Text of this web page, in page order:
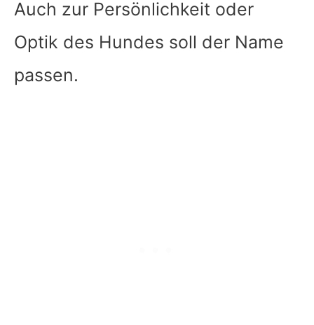
Auch zur Persönlichkeit oder
Optik des Hundes soll der Name
passen.